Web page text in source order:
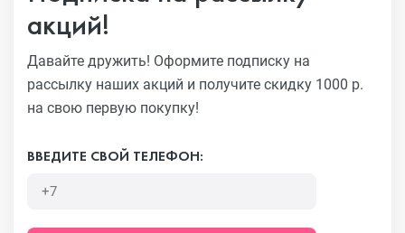
акций!
Давайте дружить! Оформите подписку на
рассылку наших акций и получите скидку 1000 р.
на свою первую покупку!
ВВЕДИТЕ СВОЙ ТЕЛЕФОН: